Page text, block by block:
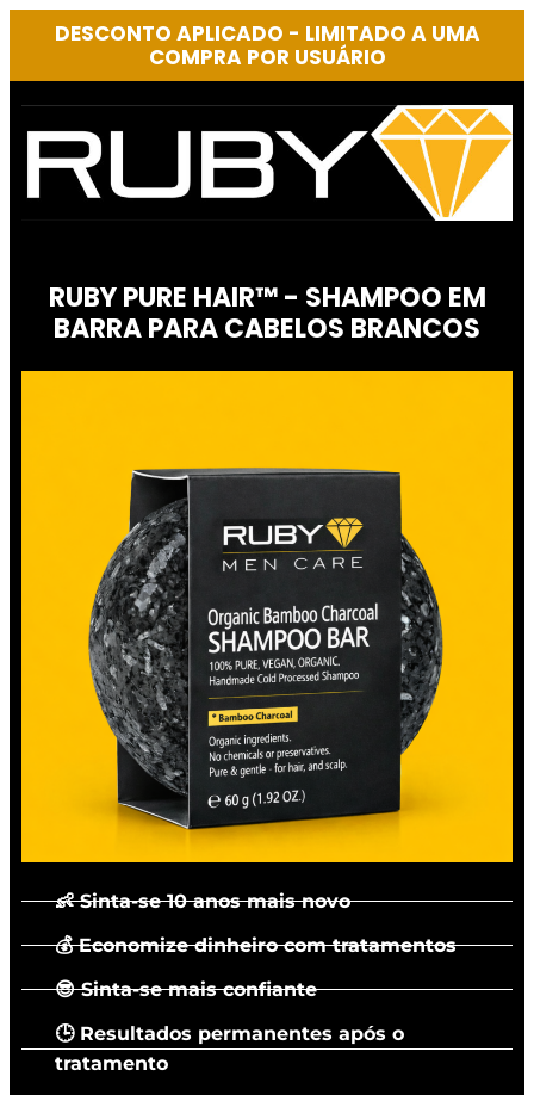
DESCONTO APLICADO - LIMITADO A UMA
COMPRA POR USUÁRIO
RUBY PURE HAIR™ - SHAMPOO EM
BARRA PARA CABELOS BRANCOS
👶 Sinta-se 10 anos mais novo
💰 Economize dinheiro com tratamentos
😎 Sinta-se mais confiante
🕒 Resultados permanentes após o
tratamento